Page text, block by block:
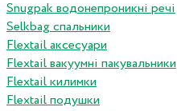
Snugpak водонепроникні речі
Selkbag спальники
Flextail аксесуари
Flextail вакуумні пакувальники
Flextail килимки
Flextail подушки